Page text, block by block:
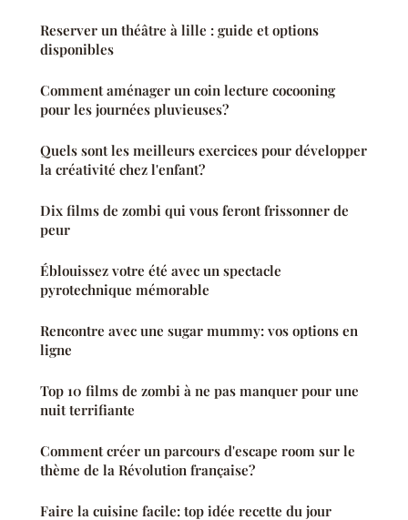
Reserver un théâtre à lille : guide et options
disponibles
Comment aménager un coin lecture cocooning
pour les journées pluvieuses?
Quels sont les meilleurs exercices pour développer
la créativité chez l'enfant?
Dix films de zombi qui vous feront frissonner de
peur
Éblouissez votre été avec un spectacle
pyrotechnique mémorable
Rencontre avec une sugar mummy: vos options en
ligne
Top 10 films de zombi à ne pas manquer pour une
nuit terrifiante
Comment créer un parcours d'escape room sur le
thème de la Révolution française?
Faire la cuisine facile: top idée recette du jour